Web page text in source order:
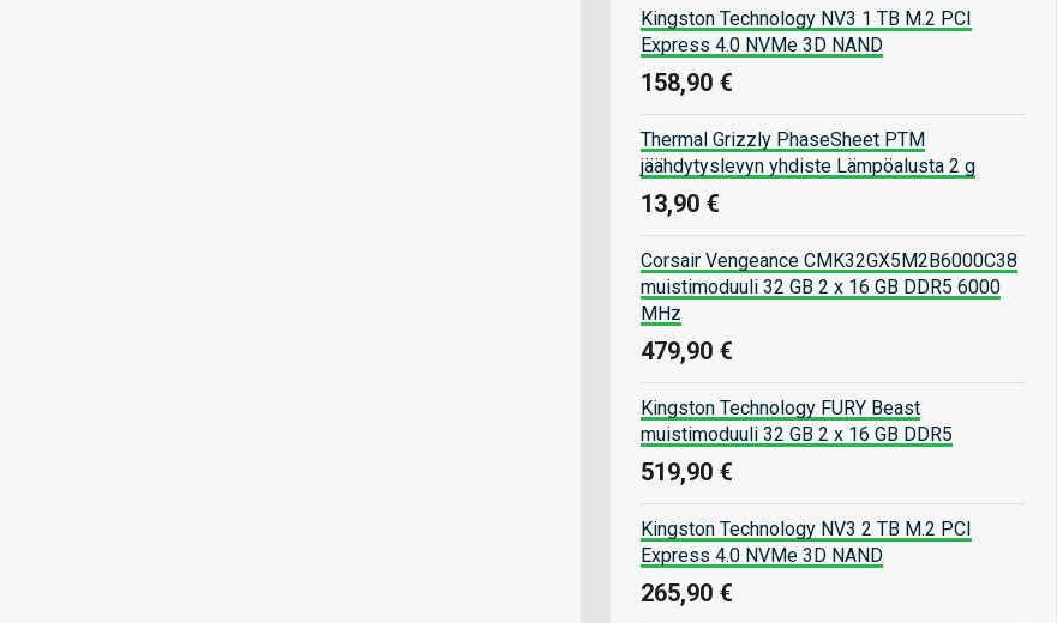
Kingston Technology NV3 1 TB M.2 PCI
Express 4.0 NVMe 3D NAND
158,90 €
Thermal Grizzly PhaseSheet PTM
jäähdytyslevyn yhdiste Lämpöalusta 2 g
13,90 €
Corsair Vengeance CMK32GX5M2B6000C38
muistimoduuli 32 GB 2 x 16 GB DDR5 6000
MHz
479,90 €
Kingston Technology FURY Beast
muistimoduuli 32 GB 2 x 16 GB DDR5
519,90 €
Kingston Technology NV3 2 TB M.2 PCI
Express 4.0 NVMe 3D NAND
265,90 €